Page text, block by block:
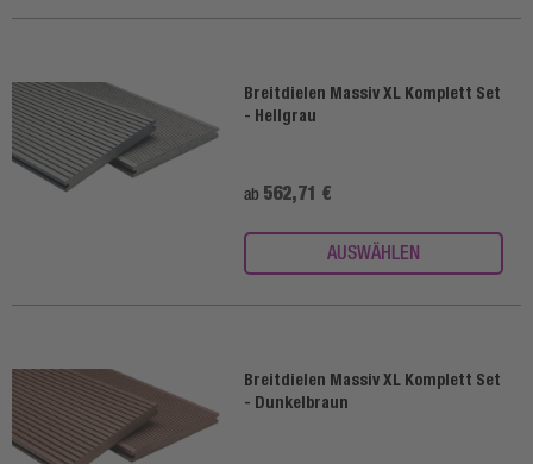
Breitdielen Massiv XL Komplett Set
- Hellgrau
ab 562,71 €
AUSWÄHLEN
Breitdielen Massiv XL Komplett Set
- Dunkelbraun